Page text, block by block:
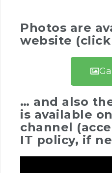
Photos are
website
… and also
is available
channel
IT policy, if